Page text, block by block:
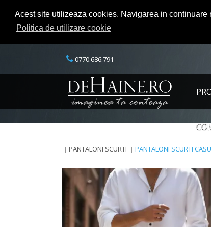
Acest site utilizeaza cookies. Navigarea in
Politica de utilizare cookie
0770.686.791
PANTALONI SCURTI PANTALONI SCURTI